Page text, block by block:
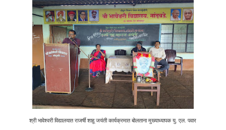
श्री भावेश्वरी विद्यालयात राजर्षी शाहू जयंती कार्यक्रमात बोलताना मुख्याध्यापक यु. एल. पवार